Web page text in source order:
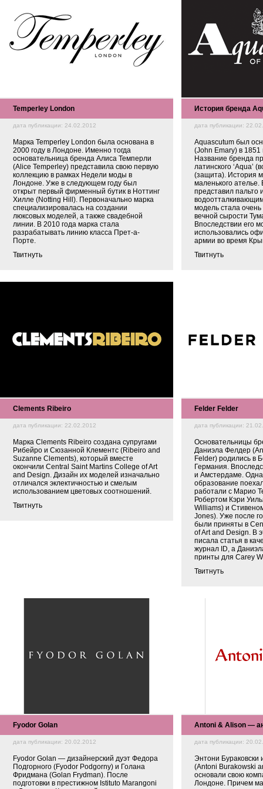
Temperley London
дата публикации: 24.02.2012
Марка Temperley London была основана в
2000 году в Лондоне. Именно тогда
основательница бренда Алиса Темперли
(Alice Temperley) представила свою первую
коллекцию в рамках Недели моды в
Лондоне. Уже в следующем году был
открыт первый фирменный бутик в Ноттинг
Хилле (Notting Hill). Первоначально марка
специализировалась на создании
люксовых моделей, а также свадебной
линии. В 2010 года марка стала
разрабатывать линию класса Прет-а-
Порте.
Твитнуть
История бренда
дата публикации:
Aquascutum был
(John Emary) в 1851
Название бренда
латинского ‘Aqua’
(защита). История
маленького
представил пальто
модель стала
вечной сырости
Впоследствии его
использовались
армии во время
Твитнуть
Clements Ribeiro
дата публикации: 22.02.2012
Марка Clements Ribeiro создана супругами
Рибейро и Сюзанной Клементс (Ribeiro and
Suzanne Clements), который вместе
окончили Central Saint Martins College of Art
and Design. Дизайн их моделей изначально
отличался эклектичностью и смелым
использованием цветовых соотношений.
Твитнуть
Felder Felder
дата публикации:
Основательницы
Даниэла Фелдер
Felder) родились в
Германия.
и Амстердаме.
образование
работали с Марио
Робертом Кэри
Williams) и
Jones). Уже после
были приняты в
of Art and Design. В
писала статья в
журнал ID, а
принты для Carey
Твитнуть
Fyodor Golan
дата публикации: 20.02.2012
Fyodor Golan — дизайнерский дуэт Федора
Подгорного (Fyodor Podgorny) и Голана
Фридмана (Golan Frydman). После
подготовки в престижном Istituto Marangoni
Antoni & Alison —
дата публикации:
Энтони Бураковски
(Antoni Burakowski
основали свою
Лондоне. Причем